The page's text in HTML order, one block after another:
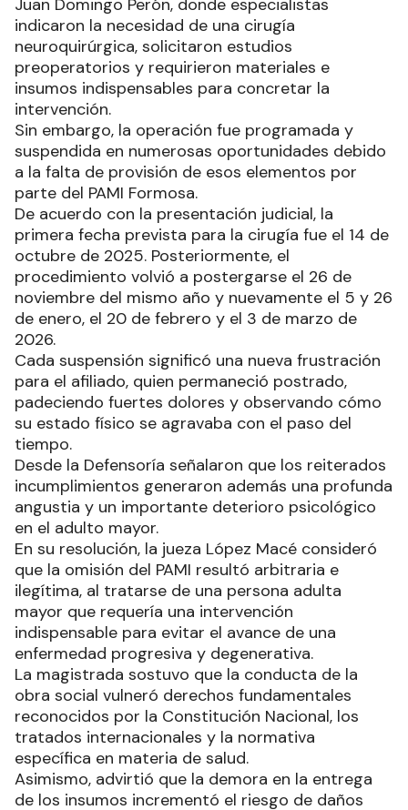
indicaron la necesidad de una cirugía
neuroquirúrgica, solicitaron estudios
preoperatorios y requirieron materiales e
insumos indispensables para concretar la
intervención.
Sin embargo, la operación fue programada y
suspendida en numerosas oportunidades debido
a la falta de provisión de esos elementos por
parte del PAMI Formosa.
De acuerdo con la presentación judicial, la
primera fecha prevista para la cirugía fue el 14 de
octubre de 2025. Posteriormente, el
procedimiento volvió a postergarse el 26 de
noviembre del mismo año y nuevamente el 5 y 26
de enero, el 20 de febrero y el 3 de marzo de
2026.
Cada suspensión significó una nueva frustración
para el afiliado, quien permaneció postrado,
padeciendo fuertes dolores y observando cómo
su estado físico se agravaba con el paso del
tiempo.
Desde la Defensoría señalaron que los reiterados
incumplimientos generaron además una profunda
angustia y un importante deterioro psicológico
en el adulto mayor.
En su resolución, la jueza López Macé consideró
que la omisión del PAMI resultó arbitraria e
ilegítima, al tratarse de una persona adulta
mayor que requería una intervención
indispensable para evitar el avance de una
enfermedad progresiva y degenerativa.
La magistrada sostuvo que la conducta de la
obra social vulneró derechos fundamentales
reconocidos por la Constitución Nacional, los
tratados internacionales y la normativa
específica en materia de salud.
Asimismo, advirtió que la demora en la entrega
de los insumos incrementó el riesgo de daños